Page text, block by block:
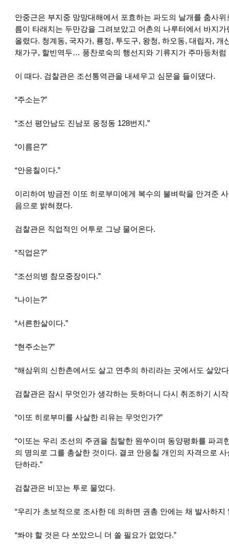
안중근은 부지중 망망대해에서 포효하는 파도의 날개를 춤사
름이 타래치는 두만강을 그려보았고 어촌의 나루터에서 바지
올렸다. 청계동, 국자가, 룡정, 투도구, 왕청, 하오동, 대립자, 개
채가구, 할빈역두… 풍찬로숙의 행선지와 기류지가 주마등처
이 때다. 검찰관은 조선통역관을 내세우고 심문을 들이댔다.
“주소는?”
“조선 평안남도 진남포 옹정동 128번지.”
“이름은?”
“안응칠이다.”
이리하여 방금전 이또 히로부미에게 복수의 불벼락을 안겨준
음으로 밝혀졌다.
검찰관은 직업적인 어투로 그냥 물어온다.
“직업은?”
“조선의병 참모중장이다.”
“나이는?”
“서른한살이다.”
“현주소는?”
“해삼위의 신한촌에서도 살고 연추의 하리라는 곳에서도 살았다
검찰관은 잠시 무엇인가 생각하는 듯하더니 다시 취조하기 시
“이또 히로부미를 사살한 리유는 무엇인가?”
“이또는 우리 조선의 주권을 침탈한 원쑤이며 동양평화를 파괴
의 명의로 그를 총살한 것이다. 결코 안응칠 개인의 자격으로
단하라.”
검찰관은 비꼬는 투로 물었다.
“우리가 초보적으로 조사한 데 의하면 권총 안에는 채 발사하지
“쏴야 할 것은 다 쏘았으니 더 쏠 필요가 없었다.”